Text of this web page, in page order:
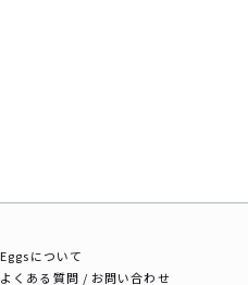
Eggsについて
よくある質問 / お問い合わせ